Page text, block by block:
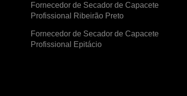
Fornecedor de Secador de Capacete
Profissional Ribeirão Preto
Fornecedor de Secador de Capacete
Profissional Epitácio